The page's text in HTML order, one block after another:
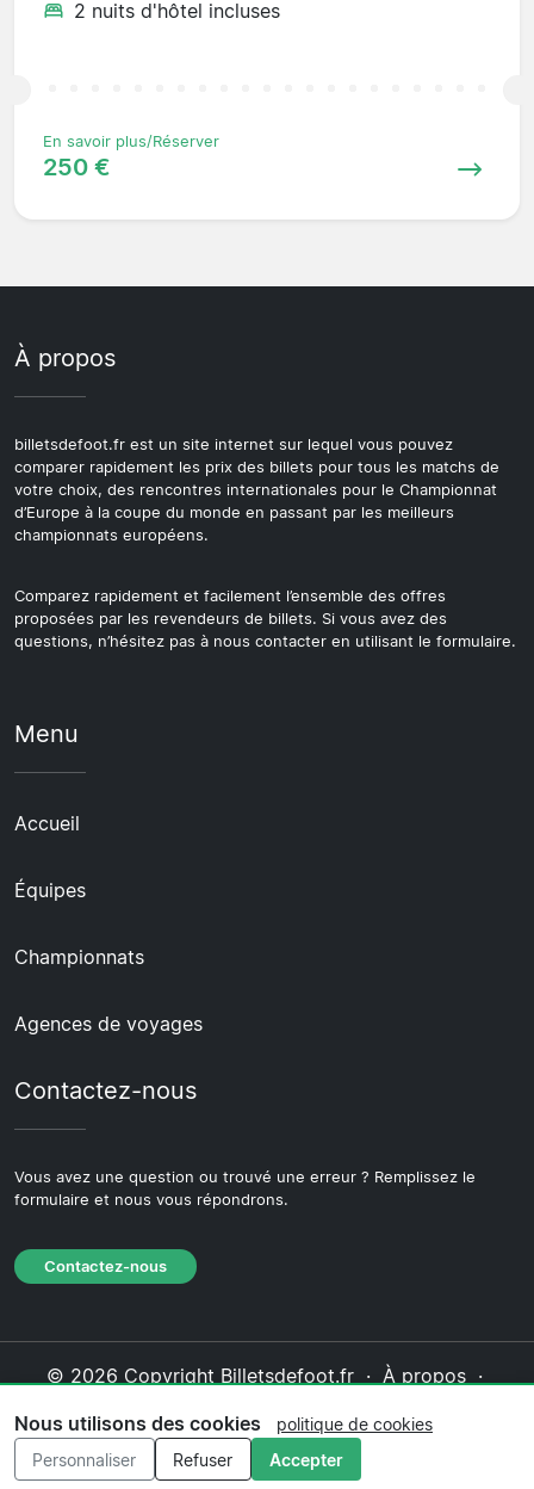
2 nuits d'hôtel incluses
En savoir plus/Réserver
250 €
À propos
billetsdefoot.fr est un site internet sur lequel vous pouvez
comparer rapidement les prix des billets pour tous les matchs de
votre choix, des rencontres internationales pour le Championnat
d’Europe à la coupe du monde en passant par les meilleurs
championnats européens.
Comparez rapidement et facilement l’ensemble des offres
proposées par les revendeurs de billets. Si vous avez des
questions, n’hésitez pas à nous contacter en utilisant le formulaire.
Menu
Accueil
Équipes
Championnats
Agences de voyages
Contactez-nous
Vous avez une question ou trouvé une erreur ? Remplissez le
formulaire et nous vous répondrons.
Contactez-nous
© 2026 Copyright Billetsdefoot.fr · À propos·
Politique de cookies·Politique éditoriale
Nous utilisons des cookies
politique de cookies
Personnaliser
Refuser Accepter